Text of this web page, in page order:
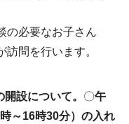
の必要なお子さん
問を行います。
設について。 〇午
～16時30分）の入れ